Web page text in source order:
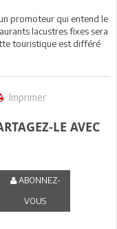
promoteur qui entend le
lacustres fixes sera
touristique est différé
Imprimer
LE AVEC
ABONNEZ-
VOUS